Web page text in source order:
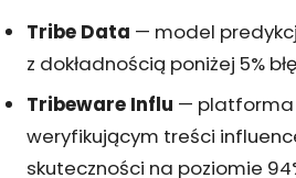
Tribe Data — model
z dokładnością poniżej 5%
Tribeware Influ — platforma
weryfikującym treści
skuteczności na poziomie